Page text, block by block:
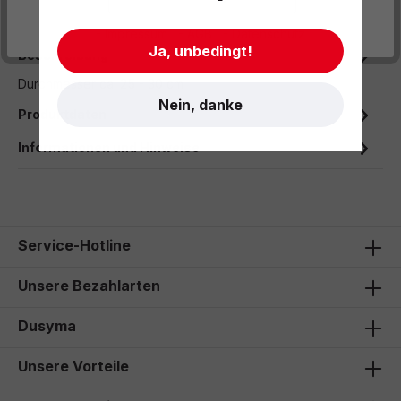
Beschreibung
Durchmesser ca. 25 - 30 cm
Produktdaten
Informationen und Hinweise
Service-Hotline
Unsere Bezahlarten
Dusyma
Unsere Vorteile
- Impressum - AGB - Datenschutz
Ja, unbedingt!
Nein, danke